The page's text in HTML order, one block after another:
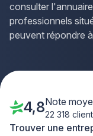
consulter
professionnels
peuvent répondre
Trouver une
4,8Note
22 318